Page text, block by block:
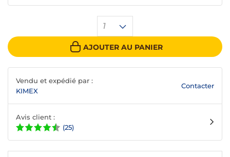
1
AJOUTER AU PANIER
Vendu et expédié par :
KIMEX
Contacter
Avis client :
(25)